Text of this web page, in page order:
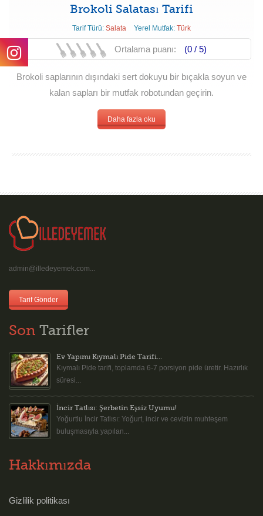
Brokoli Salatası Tarifi
Tarif Türü: Salata Yerel Mutfak: Türk
Ortalama puanı: (0 / 5)
Brokoli saplarının dışındaki sert dokuyu bir bıçakla soyun ve
kalan sapları bir mutfak robotundan geçirin.
Daha fazla oku
admin@illedeyemek.com...
Tarif Gönder
Son Tarifler
Ev Yapımı Kıymalı Pide Tarifi...
Kıymalı Pide tarifi, toplamda 6-7 porsiyon pide üretir. Hazırlık
süresi...
İncir Tatlısı: Şerbetin Eşsiz Uyumu!
Yoğurtlu İncir Tatlısı: Yoğurt, incir ve cevizin muhteşem
buluşmasıyla yapılan...
Hakkımızda
Gizlilik politikası